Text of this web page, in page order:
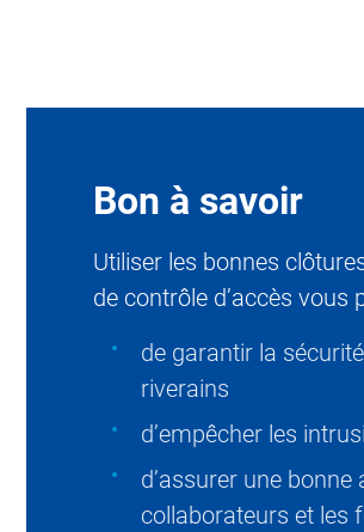
Bon à savoir
Utiliser les bonnes
de contrôle d’accès vous
de garantir la
riverains
d’empêcher les
d’assurer une
collaborateurs et les